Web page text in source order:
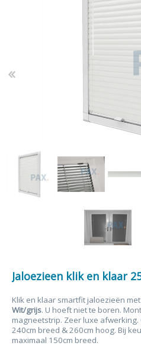
Jaloezieen klik en klaar
Klik en klaar smartfit jaloezieën
Wit/grijs. U hoeft niet te boren.
magneetstrip. Zeer luxe
240cm breed & 260cm hoog. Bij
maximaal 150cm breed.